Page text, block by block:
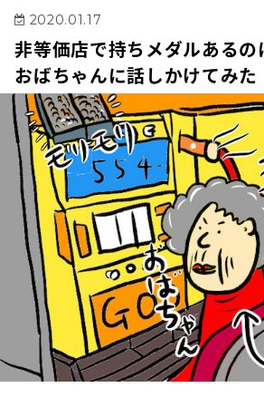
2020.01.17
非等価店で持ちメダルあるの
おばちゃんに話しかけてみた